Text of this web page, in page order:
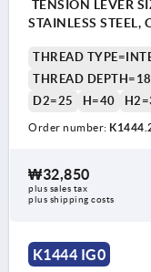
TENSION LEVER
STAINLESS STEEL,
THREAD
THREAD DEPTH=18
D2=25
H=40
Order number:
₩32,850
plus sales tax
plus shipping costs
K1444 IG0